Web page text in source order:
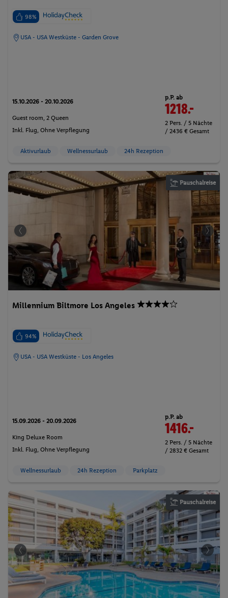
98%
USA - USA Westküste - Garden Grove
15.10.2026 - 20.10.2026
Guest room, 2 Queen
Inkl. Flug, Ohne Verpflegung
p.P. ab
1218.-
2 Pers. / 5 Nächte
/ 2436 € Gesamt
Aktivurlaub Wellnessurlaub 24h Rezeption
Pauschalreise
Millennium Biltmore Los Angeles
94%
USA - USA Westküste - Los Angeles
15.09.2026 - 20.09.2026
King Deluxe Room
Inkl. Flug, Ohne Verpflegung
p.P. ab
1416.-
2 Pers. / 5 Nächte
/ 2832 € Gesamt
Wellnessurlaub 24h Rezeption Parkplatz
Pauschalreise